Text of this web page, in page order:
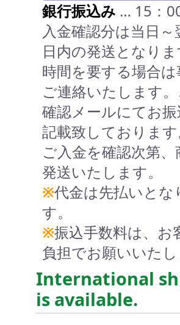
銀行振込み … 15：
入金確認分は当日～
日内の発送となり
時間を要する場合は
ご連絡いたします
確認メールにてお振
記載致しております
ご入金を確認次第、
発送いたします。
※代金は先払いとな
す。
※振込手数料は、お
負担でお願いいたし
International
is available.